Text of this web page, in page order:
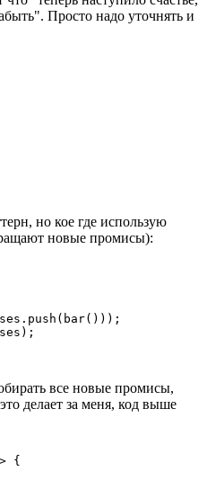
Просто надо уточнять и
но кое где использую
новые промисы):
все новые промисы,
делает за меня, код выше
{